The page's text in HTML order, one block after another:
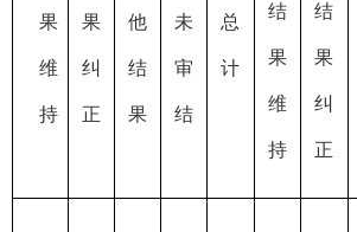
果
维
持
果
纠
正
他
结
果
未
审
结
总
计
结
果
维
持
结
果
纠
正